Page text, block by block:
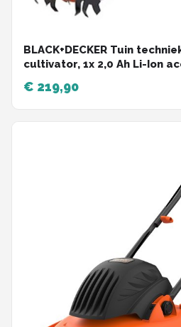
BLACK+DECKER Tuin
cultivator, 1x 2,0 Ah Li-Ion
€ 219,90